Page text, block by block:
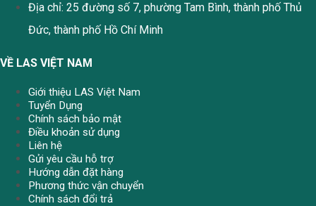
Địa chỉ: 25 đường số 7, phường Tam Bình, thành phố Thủ
Đức, thành phố Hồ Chí Minh
VỀ LAS VIỆT NAM
Giới thiệu LAS Việt Nam
Tuyển Dụng
Chính sách bảo mật
Điều khoản sử dụng
Liên hệ
Gửi yêu cầu hỗ trợ
Hướng dẫn đặt hàng
Phương thức vận chuyển
Chính sách đổi trả